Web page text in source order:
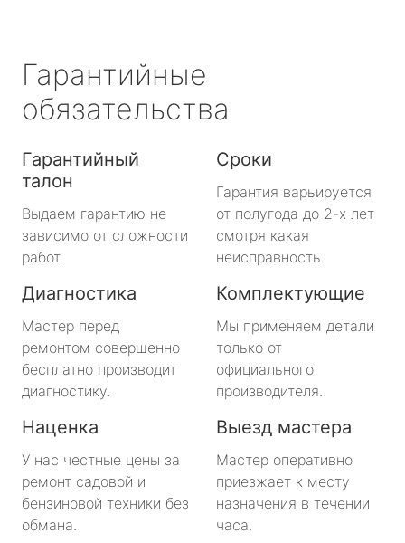
Гарантийные
обязательства
Гарантийный
талон
Выдаем гарантию не
зависимо от сложности
работ.
Сроки
Гарантия варьируется
от полугода до 2-х лет
смотря какая
неисправность.
Диагностика
Мастер перед
ремонтом совершенно
бесплатно производит
диагностику.
Комплектующие
Мы применяем детали
только от
официального
производителя.
Наценка
У нас честные цены за
ремонт садовой и
бензиновой техники без
обмана.
Выезд мастера
Мастер оперативно
приезжает к месту
назначения в течении
часа.